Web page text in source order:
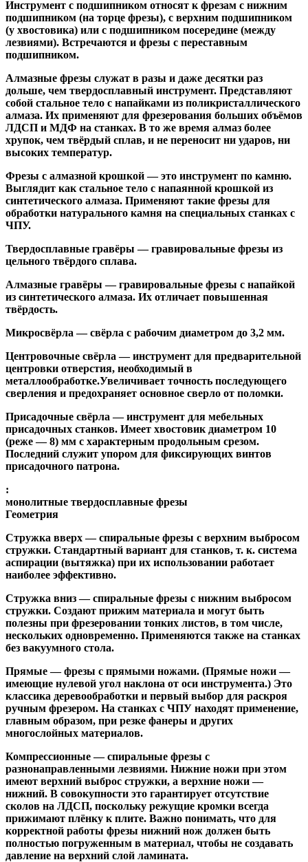
Инструмент с подшипником относят к фрезам с нижним
подшипником (на торце фрезы), с верхним подшипником
(у хвостовика) или с подшипником посередине (между
лезвиями). Встречаются и фрезы с переставным
подшипником.
Алмазные фрезы служат в разы и даже десятки раз
дольше, чем твердосплавный инструмент. Представляют
собой стальное тело с напайками из поликристаллического
алмаза. Их применяют для фрезерования больших объёмов
ЛДСП и МДФ на станках. В то же время алмаз более
хрупок, чем твёрдый сплав, и не переносит ни ударов, ни
высоких температур.
Фрезы с алмазной крошкой— это инструмент по камню.
Выглядит как стальное тело с напаянной крошкой из
синтетического алмаза. Применяют такие фрезы для
обработки натурального камня на специальных станках с
ЧПУ.
Твердосплавные гравёры — гравировальные фрезы из
цельного твёрдого сплава.
Алмазные гравёры — гравировальные фрезы с напайкой
из синтетического алмаза. Их отличает повышенная
твёрдость.
Микросвёрла — свёрла с рабочим диаметром до 3,2 мм.
Центровочные свёрла — инструмент для предварительной
центровки отверстия, необходимый в
металлообработке.Увеличивает точность последующего
сверления и предохраняет основное сверло от поломки.
Присадочные свёрла — инструмент для мебельных
присадочных станков. Имеет хвостовик диаметром 10
(реже — 8) мм с характерным продольным срезом.
Последний служит упором для фиксирующих винтов
присадочного патрона.
:
монолитные твердосплавные фрезы
Геометрия
Стружка вверх— спиральные фрезы с верхним выбросом
стружки. Стандартный вариант для станков, т. к. система
аспирации (вытяжка) при их использовании работает
наиболее эффективно.
Стружка вниз— спиральные фрезы с нижним выбросом
стружки. Создают прижим материала и могут быть
полезны при фрезеровании тонких листов, в том числе,
нескольких одновременно. Применяются также на станках
без вакуумного стола.
Прямые— фрезы с прямыми ножами. (Прямые ножи —
имеющие нулевой угол наклона от оси инструмента.) Это
классика деревообработки и первый выбор для раскроя
ручным фрезером. На станках с ЧПУ находят применение,
главным образом, при резке фанеры и других
многослойных материалов.
Компрессионные— спиральные фрезы с
разнонаправленными лезвиями. Нижние ножи при этом
имеют верхний выброс стружки, а верхние ножи —
нижний. В совокупности это гарантирует отсутствие
сколов на ЛДСП, поскольку режущие кромки всегда
прижимают плёнку к плите. Важно понимать, что для
корректной работы фрезы нижний нож должен быть
полностью погруженным в материал, чтобы не создавать
давление на верхний слой ламината.